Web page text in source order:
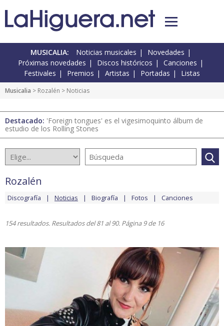
MUSICALIA: Noticias musicales
Novedades
Próximas novedades
Discos históricos
Canciones
Festivales
Premios Artistas Portadas Listas
Musicalia > Rozalén > Noticias
Destacado: 'Foreign tongues' es el vigesimoquinto álbum de
estudio de los Rolling Stones
Rozalén
Discografía Noticias Biografía Fotos Canciones
154 resultados. Resultados del 81 al 90. Página 9 de 16